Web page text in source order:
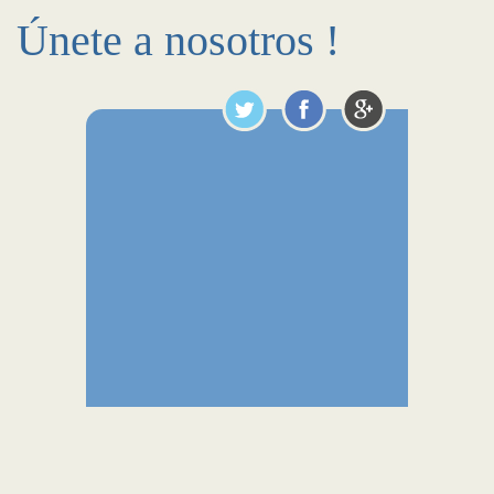
Únete a nosotros !